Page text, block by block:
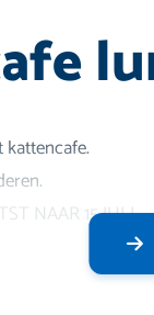
NAAR 15 JULI.